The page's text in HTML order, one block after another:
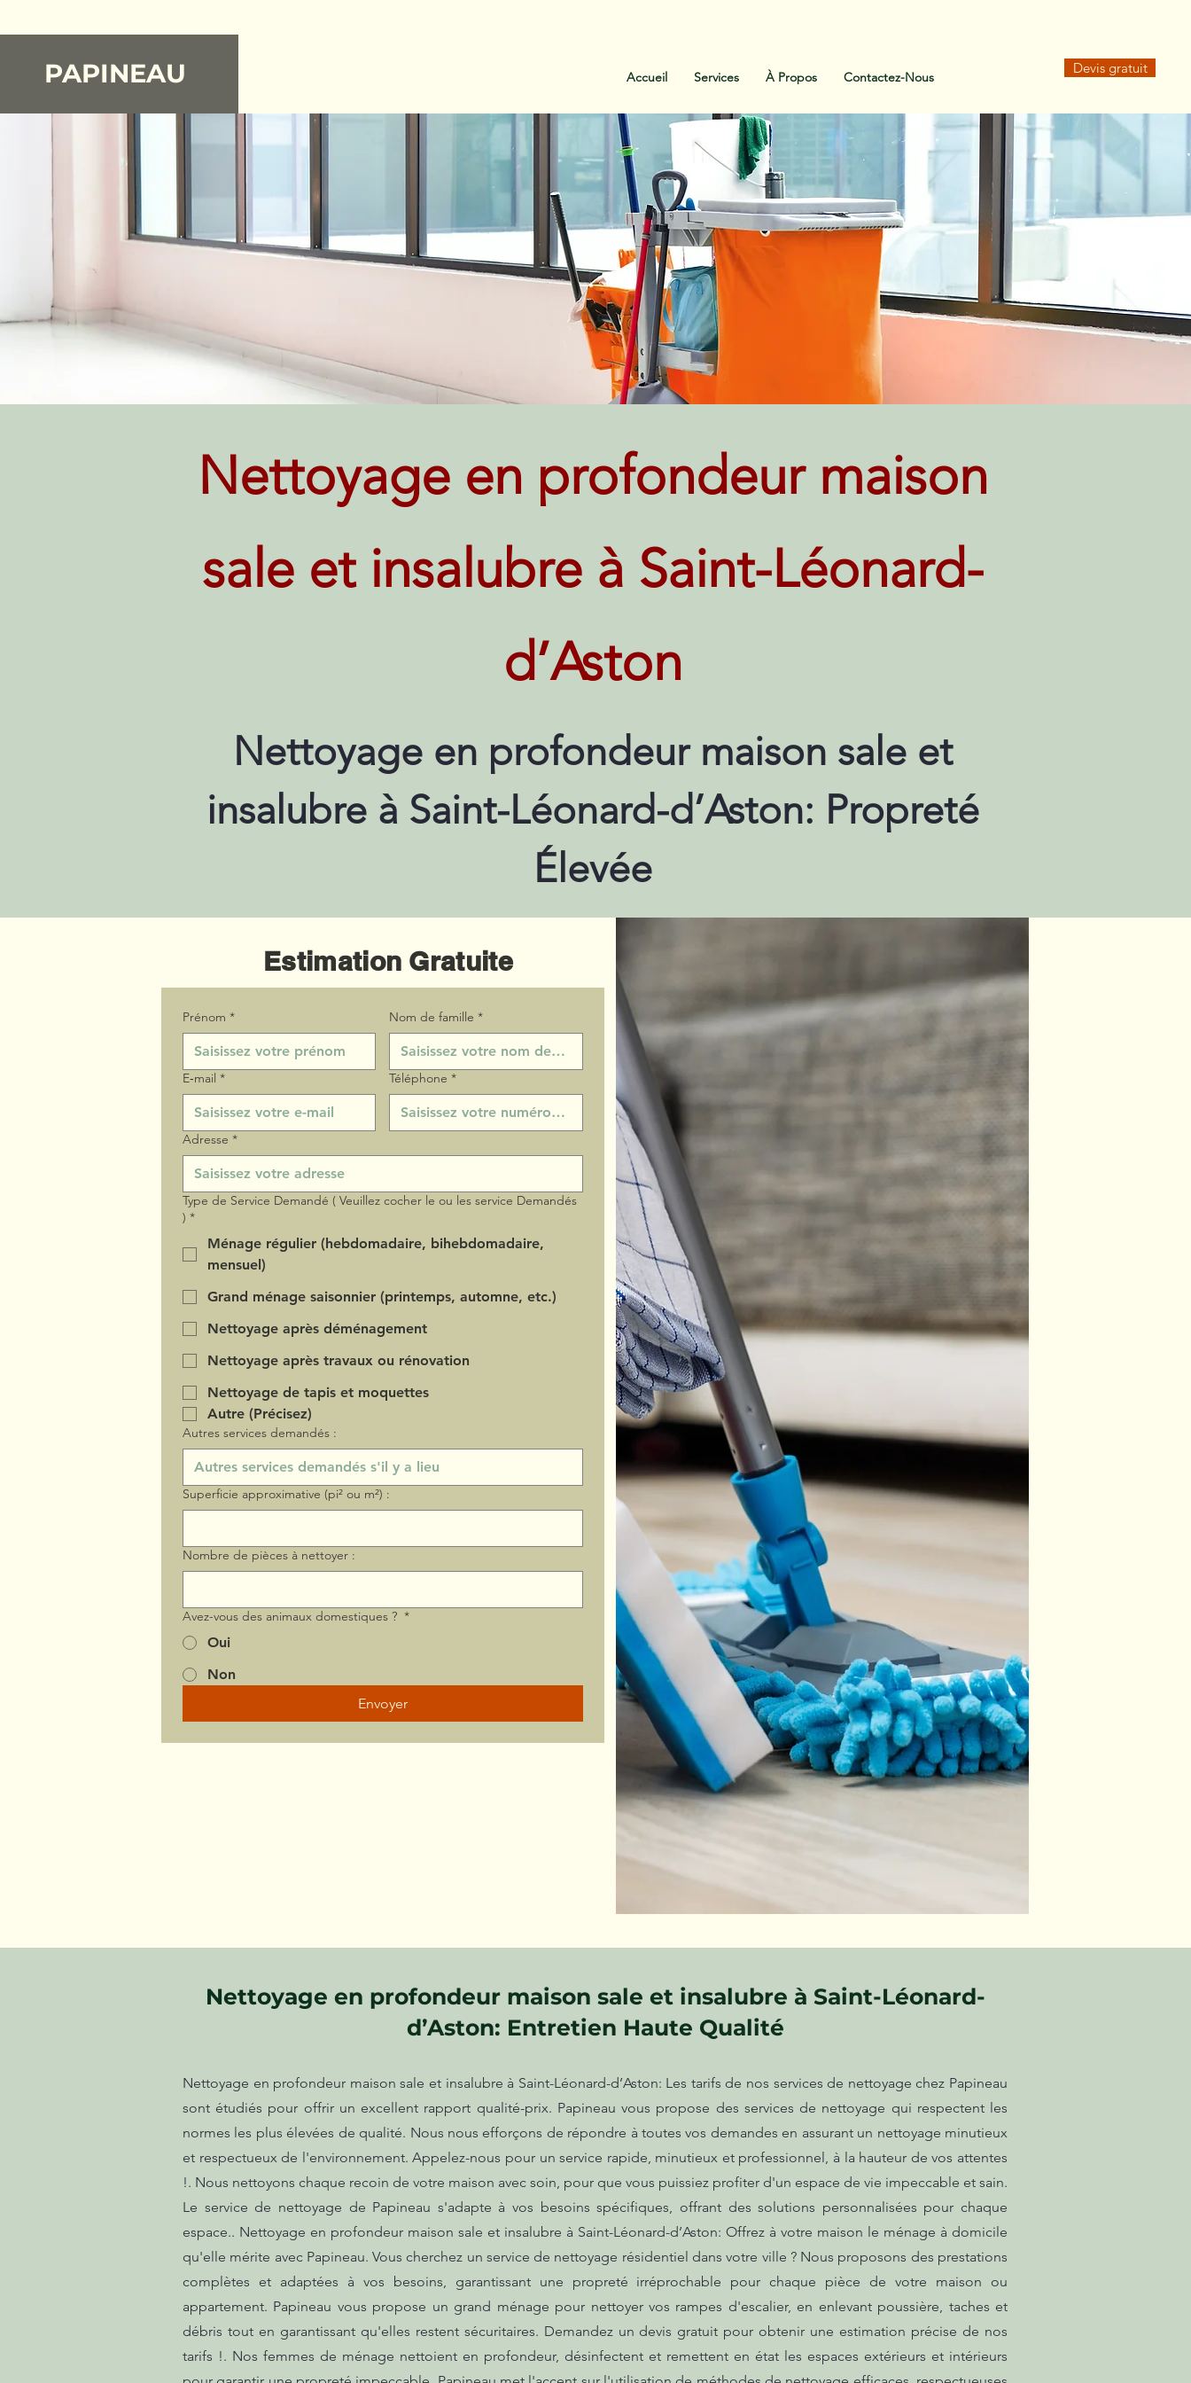
PAPINEAU Accueil Services À Propos Contactez-Nous
Devis gratuit
Nettoyage en profondeur maison
sale et insalubre à Saint-Léonard-
d’Aston
Nettoyage en profondeur maison sale et
insalubre à Saint-Léonard-d’Aston: Propreté
Élevée
Estimation Gratuite
Prénom * Nom de famille *
E‑mail * Téléphone *
Adresse *
Type de Service Demandé ( Veuillez cocher le ou les service Demandés
) *
Ménage régulier (hebdomadaire, bihebdomadaire,
mensuel)
Grand ménage saisonnier (printemps, automne, etc.)
Nettoyage après déménagement
Nettoyage après travaux ou rénovation
Nettoyage de tapis et moquettes
Autre (Précisez)
Autres services demandés :
Superficie approximative (pi² ou m²) :
Nombre de pièces à nettoyer :
Avez-vous des animaux domestiques ? *
Oui
Non
Envoyer
Nettoyage en profondeur maison sale et insalubre à Saint-Léonard-
d’Aston: Entretien Haute Qualité
Nettoyage en profondeur maison sale et insalubre à Saint-Léonard-d’Aston: Les tarifs de nos services de nettoyage chez Papineau
sont étudiés pour offrir un excellent rapport qualité-prix. Papineau vous propose des services de nettoyage qui respectent les
normes les plus élevées de qualité. Nous nous efforçons de répondre à toutes vos demandes en assurant un nettoyage minutieux
et respectueux de l'environnement. Appelez-nous pour un service rapide, minutieux et professionnel, à la hauteur de vos attentes
!. Nous nettoyons chaque recoin de votre maison avec soin, pour que vous puissiez profiter d'un espace de vie impeccable et sain.
Le service de nettoyage de Papineau s'adapte à vos besoins spécifiques, offrant des solutions personnalisées pour chaque
espace.. Nettoyage en profondeur maison sale et insalubre à Saint-Léonard-d’Aston: Offrez à votre maison le ménage à domicile
qu'elle mérite avec Papineau. Vous cherchez un service de nettoyage résidentiel dans votre ville ? Nous proposons des prestations
complètes et adaptées à vos besoins, garantissant une propreté irréprochable pour chaque pièce de votre maison ou
appartement. Papineau vous propose un grand ménage pour nettoyer vos rampes d'escalier, en enlevant poussière, taches et
débris tout en garantissant qu'elles restent sécuritaires. Demandez un devis gratuit pour obtenir une estimation précise de nos
tarifs !. Nos femmes de ménage nettoient en profondeur, désinfectent et remettent en état les espaces extérieurs et intérieurs